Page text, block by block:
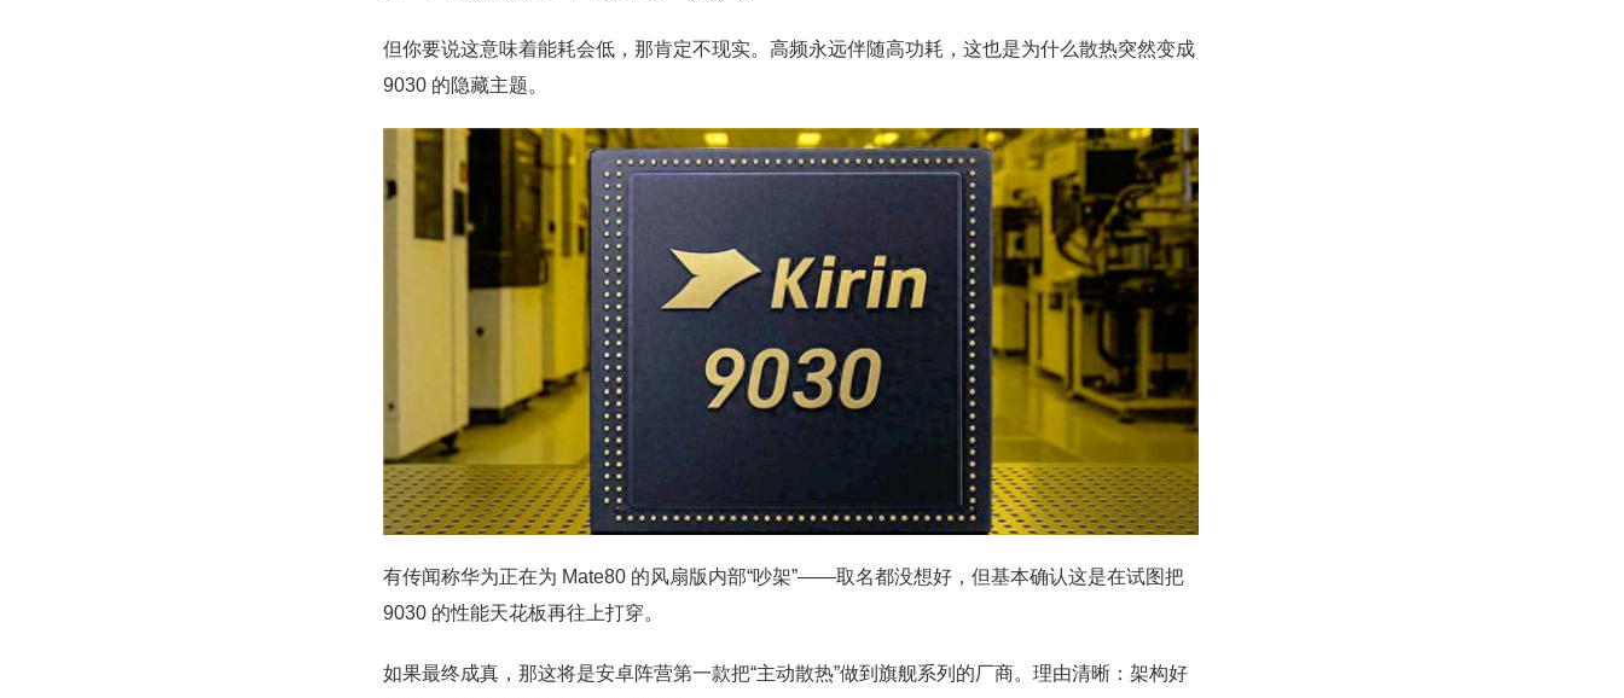
但你要说这意味着能耗会低，那肯定不现实。高频永远伴随高功耗，这也是为什么散热突然变成
9030 的隐藏主题。
有传闻称华为正在为 Mate80 的风扇版内部“吵架”——取名都没想好，但基本确认这是在试图把
9030 的性能天花板再往上打穿。
如果最终成真，那这将是安卓阵营第一款把“主动散热”做到旗舰系列的厂商。理由清晰：架构好